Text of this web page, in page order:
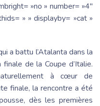
»no » number= »4″
» » displayby= »cat »
a battu l’Atalanta dans la
de la Coupe d’Italie.
à cœur de
finale, la rencontre a été
dès les premières